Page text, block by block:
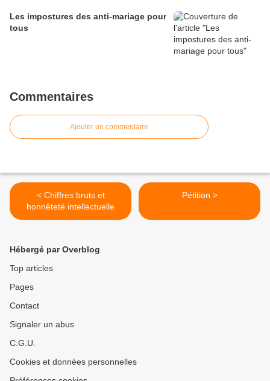
Les impostures des anti-mariage pour
tous
Commentaires
Ajouter un commentaire
< Chiffres bruts et
honnêteté intellectuelle
Pétition >
Hébergé par Overblog
Top articles
Pages
Contact
Signaler un abus
C.G.U.
Cookies et données personnelles